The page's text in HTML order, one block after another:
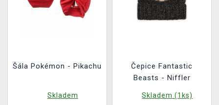
Šála Pokémon - Pikachu
Skladem
Čepice Fantastic
Beasts - Niffler
Skladem (1ks)